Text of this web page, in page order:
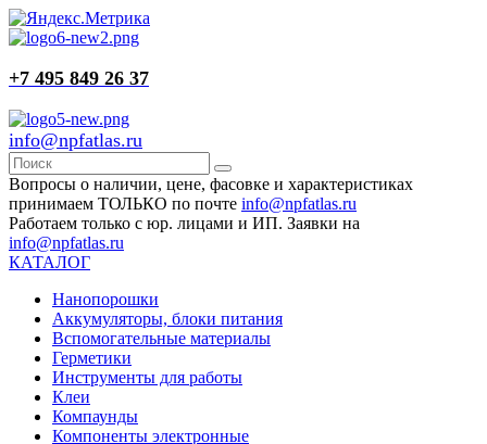
+7 495 849 26 37
info@npfatlas.ru
Вопросы о наличии, цене, фасовке и характеристиках
принимаем ТОЛЬКО по почте info@npfatlas.ru
Работаем только с юр. лицами и ИП. Заявки на
info@npfatlas.ru
КАТАЛОГ
Нанопорошки
Аккумуляторы, блоки питания
Вспомогательные материалы
Герметики
Инструменты для работы
Клеи
Компаунды
Компоненты электронные